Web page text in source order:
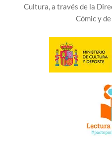
Cultura, a través de la
Cómic y